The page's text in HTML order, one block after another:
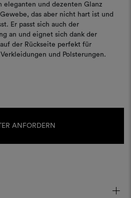
eleganten und dezenten Glanz
das aber nicht hart ist und
Er passt sich auch der
an und eignet sich dank der
der Rückseite perfekt für
und Polsterungen.
ANFORDERN